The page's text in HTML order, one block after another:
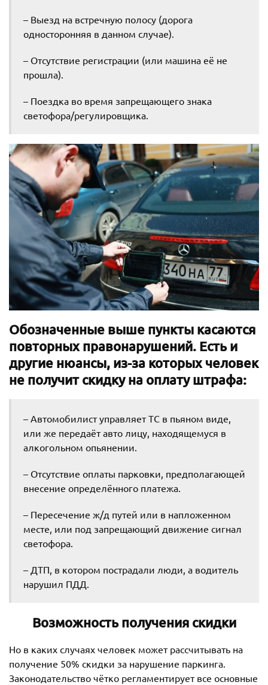
– Выезд на встречную полосу (дорога
односторонняя в данном случае).
– Отсутствие регистрации (или машина её не
прошла).
– Поездка во время запрещающего знака
светофора/регулировщика.
Обозначенные выше пункты касаются
повторных правонарушений. Есть и
другие нюансы, из-за которых человек
не получит скидку на оплату штрафа:
– Автомобилист управляет ТС в пьяном виде,
или же передаёт авто лицу, находящемуся в
алкогольном опьянении.
– Отсутствие оплаты парковки, предполагающей
внесение определённого платежа.
– Пересечение ж/д путей или в напложенном
месте, или под запрещающий движение сигнал
светофора.
– ДТП, в котором пострадали люди, а водитель
нарушил ПДД.
Возможность получения скидки
Но в каких случаях человек может рассчитывать на
получение 50% скидки за нарушение паркинга.
Законодательство чётко регламентирует все основные